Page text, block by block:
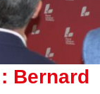
Bernard